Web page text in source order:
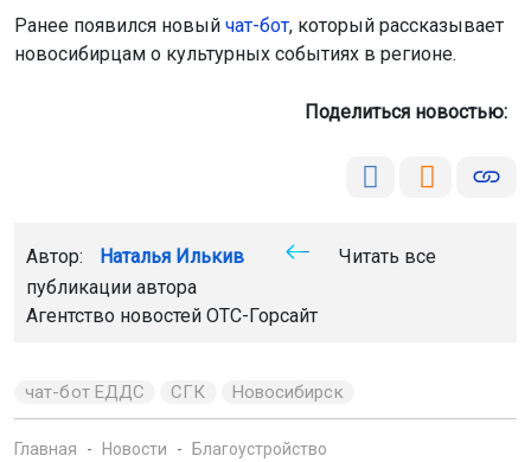
Ранее появился новый чат-бот, который рассказывает
новосибирцам о культурных событиях в регионе.
Поделиться новостью:
Автор: Наталья Илькив
Читать все
публикации автора
Агентство новостей ОТС-Горсайт
чат-бот ЕДДС СГК Новосибирск
Главная Новости Благоустройство